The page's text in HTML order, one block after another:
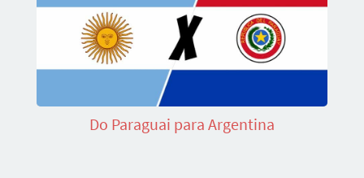
Do Paraguai para Argentina